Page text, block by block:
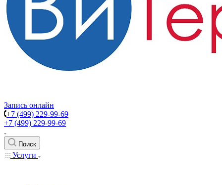
Запись онлайн
+7 (499) 229-99-69
+7 (499) 229-99-69
Поиск
Услуги